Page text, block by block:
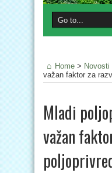
Home > Novosti
važan faktor za
Mladi
važan